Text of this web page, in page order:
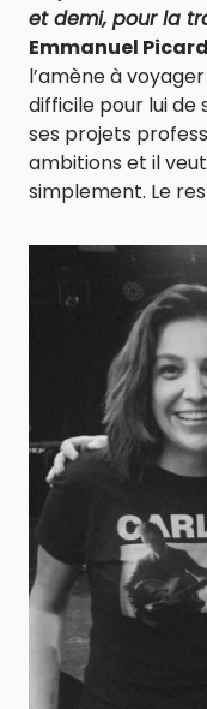
et demi, pour la
Emmanuel Picard
l’amène à
difficile pour lui de
ses projets
ambitions et il
simplement. Le